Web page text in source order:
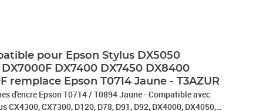
pour Epson Stylus DX5050
DX7000F DX7400 DX7450 DX8400
remplace Epson T0714 Jaune - T3AZUR
T0714 / T0894 Jaune - Compatible avec
CX4300, CX7300, D120, D78, D91, D92, DX4000, DX4050,